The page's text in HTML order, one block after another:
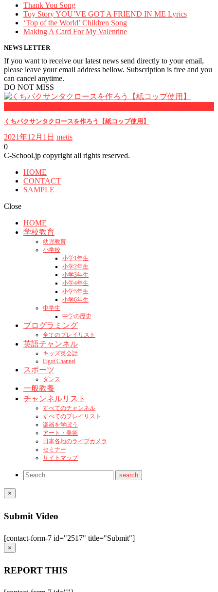
Thank You Song
Toy Story YOU’VE GOT A FRIEND IN ME Lyrics
‘Top of the World’ Children Song
Making A Card For My Valentine
NEWS LETTER
If you want to receive our latest news send directly to your email,
please leave your email address bellow. Subscription is free and you
can cancel anytime.
DO NOT MISS
くちパクサンタクロースを作ろう【紙コップ使用】
2021年12月1日 metis
0
C-School.jp copyright all rights reserved.
HOME
CONTACT
SAMPLE
Close
HOME
学校教育
幼児教育
小学校
小学1年生
小学2年生
小学3年生
小学4年生
小学5年生
小学6年生
中学生
中学の歴史
プログラミング
全てのプレイリスト
英語チャンネル
キッズ英会話
Eigot Channel
スポーツ
ダンス
一般教養
チャンネルリスト
すべてのチャンネル
すべてのプレイリスト
楽器を学ぼう
アート・美術
日本各地のライブカメラ
セミナー
サイトマップ
×
Submit Video
[contact-form-7 id="2517" title="Submit"]
×
REPORT THIS